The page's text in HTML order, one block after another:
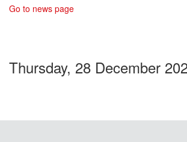
Go to news page
Thursday, 28 December